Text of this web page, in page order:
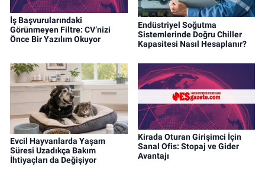
İş Başvurularındaki
Görünmeyen Filtre: CV’nizi
Önce Bir Yazılım Okuyor
Endüstriyel Soğutma
Sistemlerinde Doğru Chiller
Kapasitesi Nasıl Hesaplanır?
Evcil Hayvanlarda Yaşam
Süresi Uzadıkça Bakım
İhtiyaçları da Değişiyor
Kirada Oturan Girişimci İçin
Sanal Ofis: Stopaj ve Gider
Avantajı